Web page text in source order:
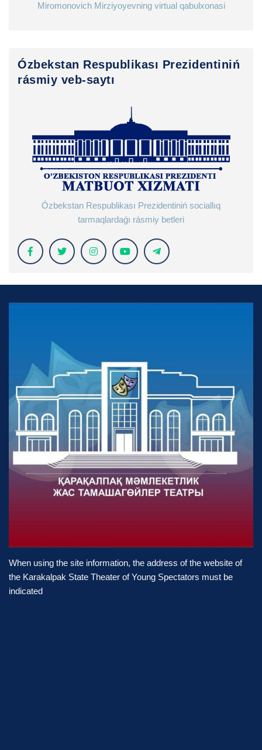
Miromonovich Mirziyoyevning virtual qabulxonasi
Ózbekstan Respublikası Prezidentiniń
rásmiy veb-saytı
Ózbekstan Respublikası Prezidentiniń sociallıq
tarmaqlardaǵı rásmiy betleri
When using the site information, the address of the website of
the Karakalpak State Theater of Young Spectators must be
indicated